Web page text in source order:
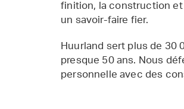
finition, la construction
un savoir-faire fier.
Huurland sert plus de 30
presque 50 ans. Nous
personnelle avec des